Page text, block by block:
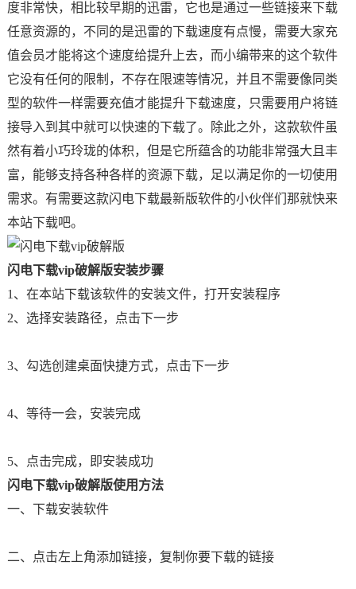
度非常快，相比较早期的迅雷，它也是通过一些链接来下载
任意资源的，不同的是迅雷的下载速度有点慢，需要大家充
值会员才能将这个速度给提升上去，而小编带来的这个软件
它没有任何的限制，不存在限速等情况，并且不需要像同类
型的软件一样需要充值才能提升下载速度，只需要用户将链
接导入到其中就可以快速的下载了。除此之外，这款软件虽
然有着小巧玲珑的体积，但是它所蕴含的功能非常强大且丰
富，能够支持各种各样的资源下载，足以满足你的一切使用
需求。有需要这款闪电下载最新版软件的小伙伴们那就快来
本站下载吧。
闪电下载vip破解版安装步骤
1、在本站下载该软件的安装文件，打开安装程序
2、选择安装路径，点击下一步
3、勾选创建桌面快捷方式，点击下一步
4、等待一会，安装完成
5、点击完成，即安装成功
闪电下载vip破解版使用方法
一、下载安装软件
二、点击左上角添加链接，复制你要下载的链接